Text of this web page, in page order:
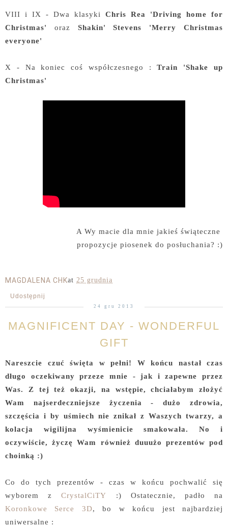
VIII i IX - Dwa klasyki Chris Rea 'Driving home for
Christmas'
oraz Shakin' Stevens 'Merry Christmas
everyone'
X - Na koniec coś współczesnego :Train 'Shake up
Christmas'
A Wy macie dla mnie jakieś świąteczne
propozycje piosenek do posłuchania? :)
MAGDALENA CHKat 25 grudnia
Udostępnij
24 gru 2013
MAGNIFICENT DAY - WONDERFUL
GIFT
Nareszcie czuć święta w pełni! W końcu nastał czas
długo oczekiwany przeze mnie - jak i zapewne przez
Was. Z tej też okazji, na wstępie, chciałabym złożyć
Wam najserdeczniejsze życzenia - dużo zdrowia,
szczęścia i by uśmiech nie znikał z Waszych twarzy, a
kolacja wigilijna wyśmienicie smakowała. No i
oczywiście, życzę Wam również duuużo prezentów pod
choinką :)
Co do tych prezentów - czas w końcu pochwalić się
wyborem zCrystalCiTY :) Ostatecznie, padło na
Koronkowe Serce 3D, bo w końcu jest najbardziej
uniwersalne :